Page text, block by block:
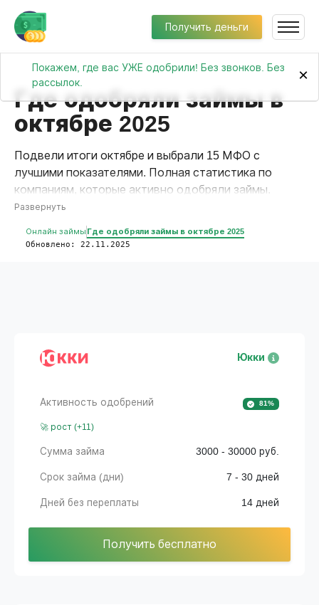
Покажем, где вас УЖЕ одобрили! Без звонков. Без
рассылок.
×
Получить деньги
Где одобряли займы в
октябре 2025
Подвели итоги октябре и выбрали 15 МФО с
лучшими показателями. Полная статистика по
компаниям, которые активно одобряли займы.
Проверенные данные для правильного выбора.
Развернуть
Онлайн займы Где одобряли займы в октябре 2025
Обновлено: 22.11.2025
Юкки
Активность одобрений 81%
🚀 рост (+11)
Сумма займа 3000 - 30000 руб.
Срок займа (дни) 7 - 30 дней
Дней без переплаты 14 дней
Получить бесплатно